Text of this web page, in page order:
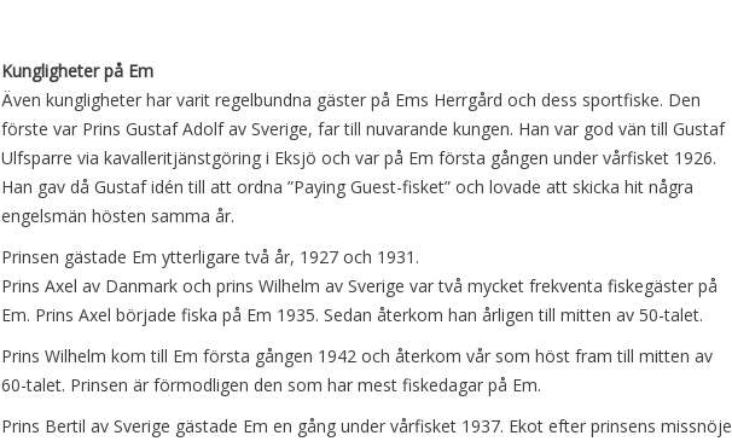
Kungligheter på Em
Även kungligheter har varit regelbundna gäster på Ems Herrgård och dess sportfiske. Den
förste var Prins Gustaf Adolf av Sverige, far till nuvarande kungen. Han var god vän till Gustaf
Ulfsparre via kavalleritjänstgöring i Eksjö och var på Em första gången under vårfisket 1926.
Han gav då Gustaf idén till att ordna ”Paying Guest-fisket” och lovade att skicka hit några
engelsmän hösten samma år.
Prinsen gästade Em ytterligare två år, 1927 och 1931.
Prins Axel av Danmark och prins Wilhelm av Sverige var två mycket frekventa fiskegäster på
Em. Prins Axel började fiska på Em 1935. Sedan återkom han årligen till mitten av 50-talet.
Prins Wilhelm kom till Em första gången 1942 och återkom vår som höst fram till mitten av
60-talet. Prinsen är förmodligen den som har mest fiskedagar på Em.
Prins Bertil av Sverige gästade Em en gång under vårfisket 1937. Ekot efter prinsens missnöje